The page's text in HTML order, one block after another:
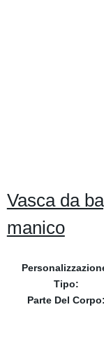
Vasca da
manico
Tipo:
Parte Del Corpo: